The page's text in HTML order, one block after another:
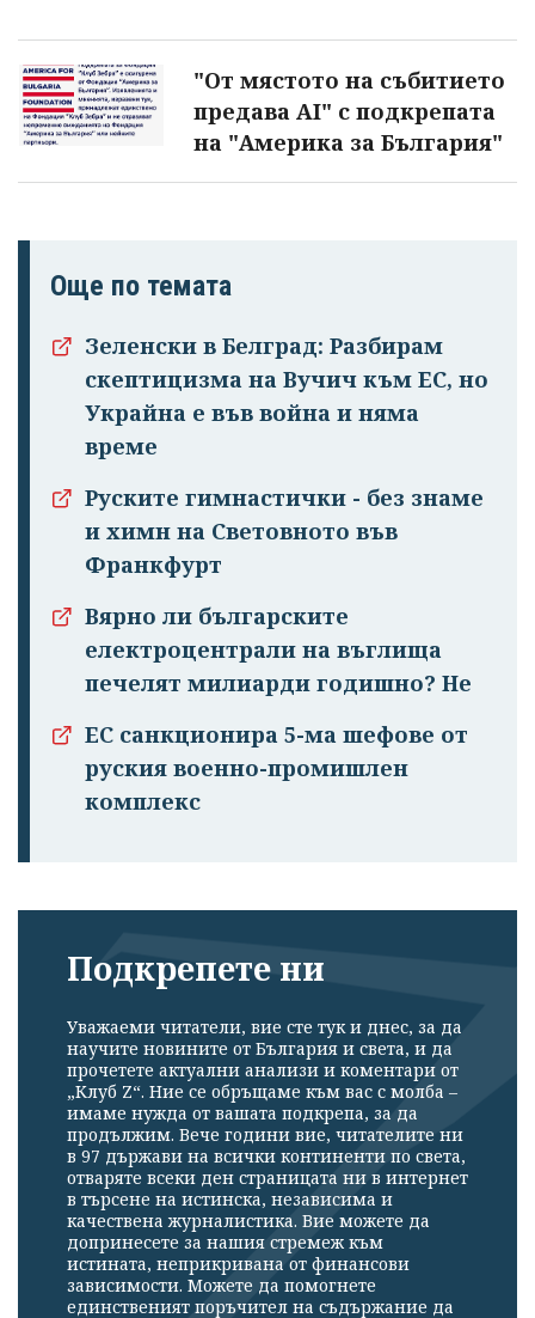
"От мястото на събитието
предава AI" с подкрепата
на "Америка за България"
Още по темата
Зеленски в Белград: Разбирам
скептицизма на Вучич към ЕС, но
Украйна е във война и няма
време
Руските гимнастички - без знаме
и химн на Световното във
Франкфурт
Вярно ли българските
електроцентрали на въглища
печелят милиарди годишно? Не
ЕС санкционира 5-ма шефове от
руския военно-промишлен
комплекс
Подкрепете ни
Уважаеми читатели, вие сте тук и днес, за да
научите новините от България и света, и да
прочетете актуални анализи и коментари от
„Клуб Z“. Ние се обръщаме към вас с молба –
имаме нужда от вашата подкрепа, за да
продължим. Вече години вие, читателите ни
в 97 държави на всички континенти по света,
отваряте всеки ден страницата ни в интернет
в търсене на истинска, независима и
качествена журналистика. Вие можете да
допринесете за нашия стремеж към
истината, неприкривана от финансови
зависимости. Можете да помогнете
единственият поръчител на съдържание да